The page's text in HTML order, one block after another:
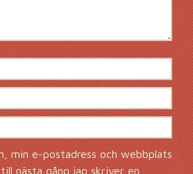
min e-postadress och webbplats
nästa gång jag skriver en